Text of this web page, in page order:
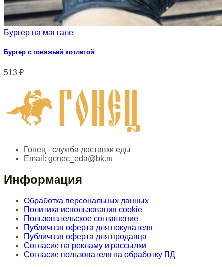
Бургер на мангале
Бургер с говяжьей котлетой
513 ₽
Гонец - служба доставки еды
Email: gonec_eda@bk.ru
Информация
Обработка персональных данных
Политика использования cookie
Пользовательское соглашение
Публичная оферта для покупателя
Публичная оферта для продавца
Согласие на рекламу и рассылки
Согласие пользователя на обработку ПД